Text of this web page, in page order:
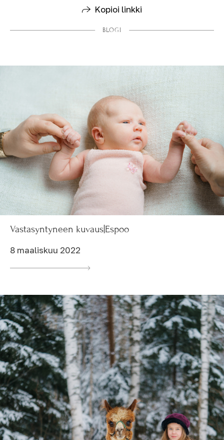
Kopioi linkki
BLOGI
Vastasyntyneen kuvaus|Espoo
8 maaliskuu 2022